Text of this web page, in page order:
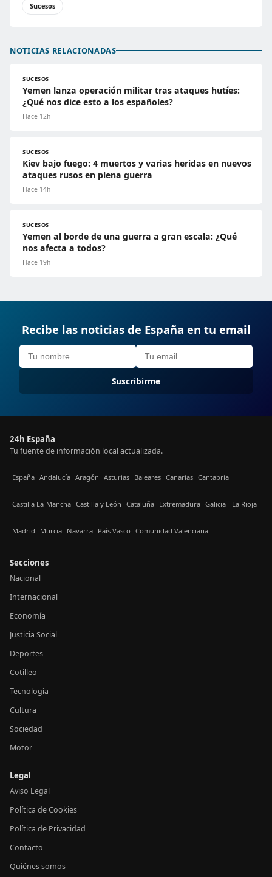
Sucesos
NOTICIAS RELACIONADAS
SUCESOS
Yemen lanza operación militar tras ataques hutíes:
¿Qué nos dice esto a los españoles?
Hace 12h
SUCESOS
Kiev bajo fuego: 4 muertos y varias heridas en nuevos
ataques rusos en plena guerra
Hace 14h
SUCESOS
Yemen al borde de una guerra a gran escala: ¿Qué
nos afecta a todos?
Hace 19h
Recibe las noticias de España en tu email
Suscribirme
24h España
Tu fuente de información local actualizada.
España Andalucía Aragón Asturias Baleares Canarias Cantabria
Castilla La-Mancha Castilla y León Cataluña Extremadura Galicia La Rioja
Madrid Murcia Navarra País Vasco Comunidad Valenciana
Secciones
Nacional
Internacional
Economía
Justicia Social
Deportes
Cotilleo
Tecnología
Cultura
Sociedad
Motor
Legal
Aviso Legal
Política de Cookies
Política de Privacidad
Contacto
Quiénes somos